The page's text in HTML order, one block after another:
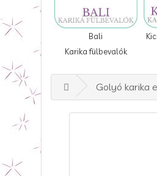
Bali
Karika fülbevalók
Golyó karika